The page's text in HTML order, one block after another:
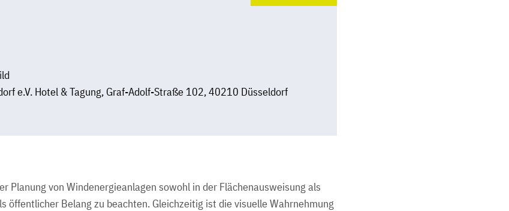
e.V. Hotel & Tagung, Graf-Adolf-Straße 102, 40210 Düsseldorf
Planung von Windenergieanlagen sowohl in der Flächenausweisung als
öffentlicher Belang zu beachten. Gleichzeitig ist die visuelle Wahrnehmung